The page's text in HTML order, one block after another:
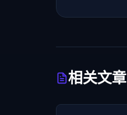
相关文章